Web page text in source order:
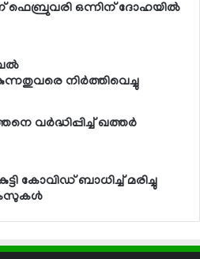
ഫെബ്രുവരി ഒന്നിന് ദോഹയില്‍
നിര്‍ത്തിവെച്ചു
വര്‍ദ്ധിപ്പിച്ച് ഖത്തര്‍
കോവിഡ് ബാധിച്ച് മരിച്ചു